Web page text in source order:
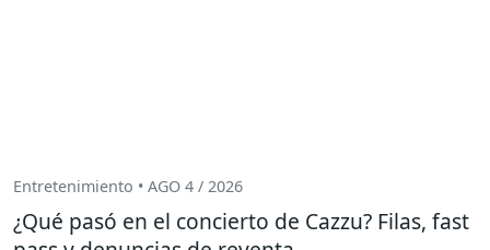
Entretenimiento • AGO 4 / 2026
¿Qué pasó en el concierto de Cazzu? Filas, fast